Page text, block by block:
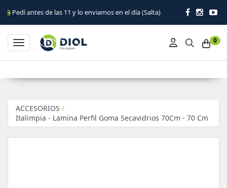
de las 11 y lo enviamos en el día (Salta)
0
Toggle navigation
ACCESORIOS /
Italimpia - Lamina Perfil Goma Secavidrios 70Cm - 70 Cm